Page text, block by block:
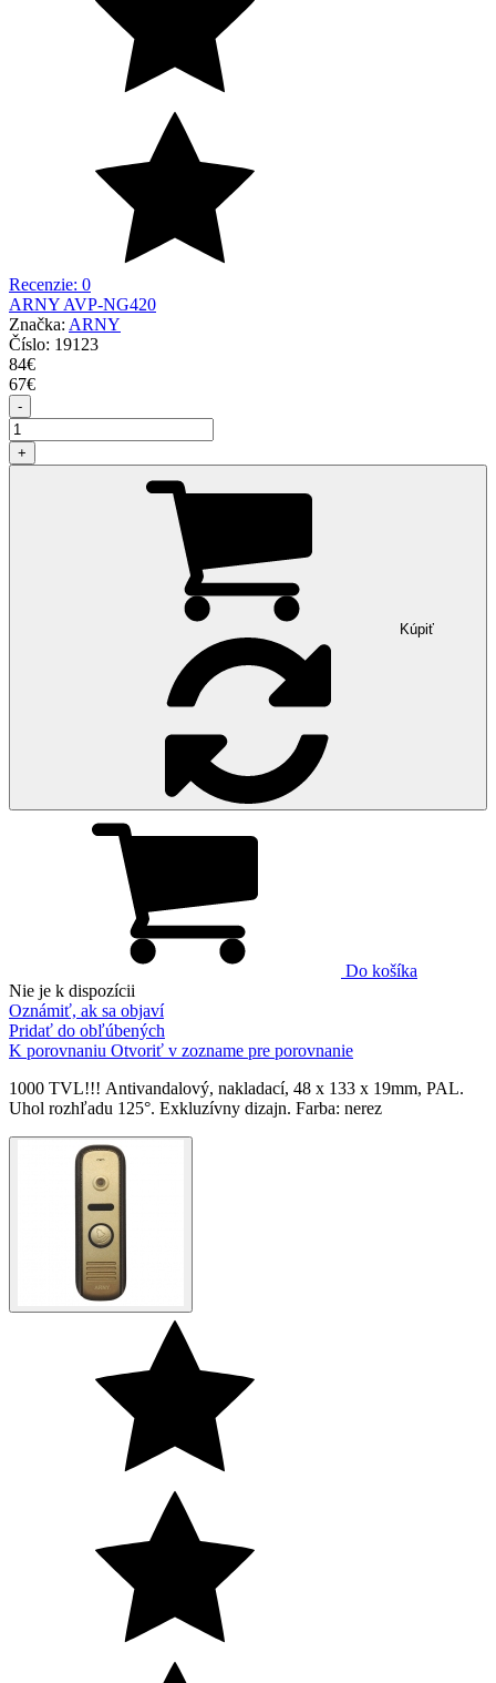
Recenzie: 0
ARNY AVP-NG420
Značka: ARNY
Číslo: 19123
84€
67€
-
+
Kúpiť
Do košíka
Nie je k dispozícii
Oznámiť, ak sa objaví
Pridať do obľúbených
K porovnaniu Otvoriť v zozname pre porovnanie
1000 TVL!!! Аntivandalový, nakladací, 48 х 133 х 19mm, PAL.
Uhol rozhľadu 125°. Exkluzívny dizajn. Farba: nerez